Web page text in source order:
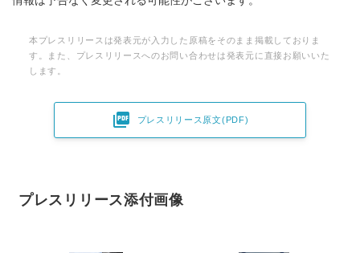
本プレスリリースは発表元が入力した原稿をそのまま掲載しておりま
す。また、プレスリリースへのお問い合わせは発表元に直接お願いいた
します。
 プレスリリース原文(PDF)
プレスリリース添付画像